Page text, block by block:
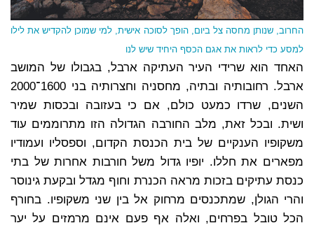
החרוב, שנותן מחסה צל ביום, הופך לסוכה אישית, למי שמוכן להקדיש את לילו
למסע כדי לראות את אגם הכסף היחיד שיש לנו
האחד הוא שרידי העיר העתיקה ארבל, בגבולו של המושב
ארבל. רחובותיה ובתיה, מחסניה וחצרותיה בני 1600־2000
השנים, שרדו כמעט כולם, אם כי בעזובה ובכסות שמיר
ושית. ובכל זאת, מלב החורבה הגדולה הזו מתרוממים עוד
משקופיו הענקיים של בית הכנסת הקדום, וספסליו ועמודיו
מפארים את חללו. יופיו גדול משל חורבות אחרות של בתי
כנסת עתיקים בזכות מראה הכנרת וחוף מגדל ובקעת גינוסר
והרי הגולן, שמתכנסים מרחוק אל בין שני משקופיו. בחורף
הכל טובל בפרחים, ואלה אף פעם אינם מרמזים על יער